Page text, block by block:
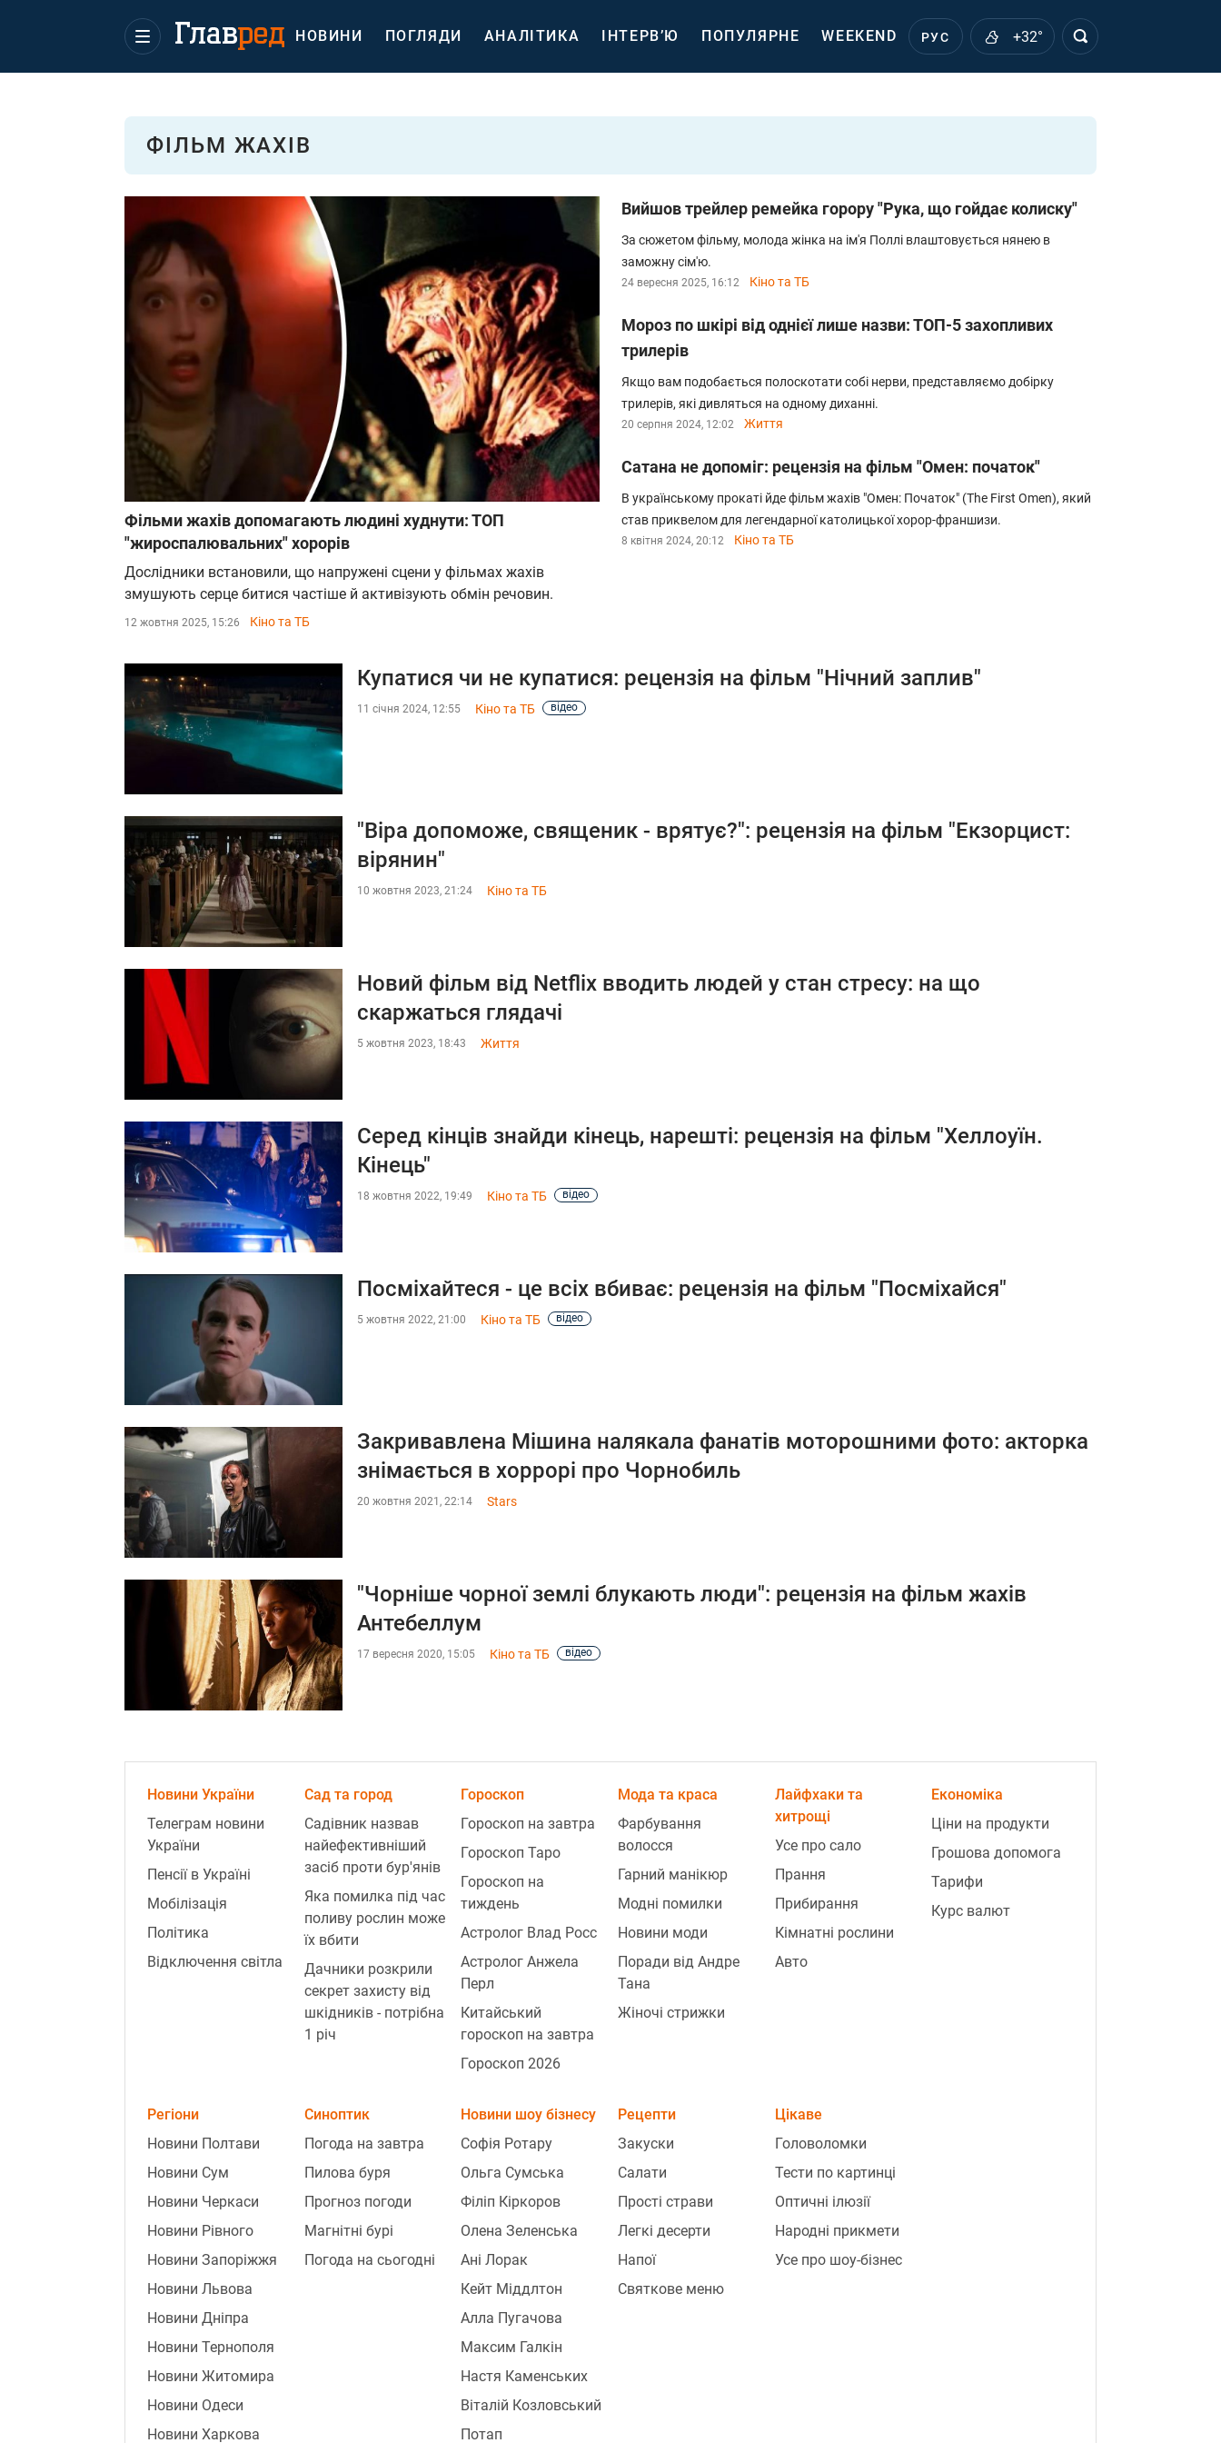
НОВИНИ ПОГЛЯДИ АНАЛІТИКА ІНТЕРВ’Ю ПОПУЛЯРНЕ WEEKEND РУС +32°
ФІЛЬМ ЖАХІВ
Фільми жахів допомагають людині худнути: ТОП
"жироспалювальних" хорорів
Дослідники встановили, що напружені сцени у фільмах жахів
змушують серце битися частіше й активізують обмін речовин.
12 жовтня 2025, 15:26 Кіно та ТБ
Вийшов трейлер ремейка горору "Рука, що гойдає колиску"
За сюжетом фільму, молода жінка на ім'я Поллі влаштовується нянею в
заможну сім'ю.
24 вересня 2025, 16:12 Кіно та ТБ
Мороз по шкірі від однієї лише назви: ТОП-5 захопливих
трилерів
Якщо вам подобається полоскотати собі нерви, представляємо добірку
трилерів, які дивляться на одному диханні.
20 серпня 2024, 12:02 Життя
Сатана не допоміг: рецензія на фільм "Омен: початок"
В українському прокаті йде фільм жахів "Омен: Початок" (The First Omen), який
став приквелом для легендарної католицької хорор-франшизи.
8 квітня 2024, 20:12 Кіно та ТБ
Купатися чи не купатися: рецензія на фільм "Нічний заплив"
11 січня 2024, 12:55 Кіно та ТБ відео
"Віра допоможе, священик - врятує?": рецензія на фільм "Екзорцист:
вірянин"
10 жовтня 2023, 21:24 Кіно та ТБ
Новий фільм від Netflix вводить людей у стан стресу: на що
скаржаться глядачі
5 жовтня 2023, 18:43 Життя
Серед кінців знайди кінець, нарешті: рецензія на фільм "Хеллоуїн.
Кінець"
18 жовтня 2022, 19:49 Кіно та ТБ відео
Посміхайтеся - це всіх вбиває: рецензія на фільм "Посміхайся"
5 жовтня 2022, 21:00 Кіно та ТБ відео
Закривавлена Мішина налякала фанатів моторошними фото: акторка
знімається в хоррорі про Чорнобиль
20 жовтня 2021, 22:14 Stars
"Чорніше чорної землі блукають люди": рецензія на фільм жахів
Антебеллум
17 вересня 2020, 15:05 Кіно та ТБ відео
Новини України
Телеграм новини
України
Пенсії в Україні
Мобілізація
Політика
Відключення світла
Сад та город
Садівник назвав
найефективніший
засіб проти бур'янів
Яка помилка під час
поливу рослин може
їх вбити
Дачники розкрили
секрет захисту від
шкідників - потрібна
1 річ
Гороскоп
Гороскоп на завтра
Гороскоп Таро
Гороскоп на
тиждень
Астролог Влад Росс
Астролог Анжела
Перл
Китайський
гороскоп на завтра
Гороскоп 2026
Мода та краса
Фарбування
волосся
Гарний манікюр
Модні помилки
Новини моди
Поради від Андре
Тана
Жіночі стрижки
Лайфхаки та
хитрощі
Усе про сало
Прання
Прибирання
Кімнатні рослини
Авто
Економіка
Ціни на продукти
Грошова допомога
Тарифи
Курс валют
Регіони
Новини Полтави
Новини Сум
Новини Черкаси
Новини Рівного
Новини Запоріжжя
Новини Львова
Новини Дніпра
Новини Тернополя
Новини Житомира
Новини Одеси
Новини Харкова
Синоптик
Погода на завтра
Пилова буря
Прогноз погоди
Магнітні бурі
Погода на сьогодні
Новини шоу бізнесу
Софія Ротару
Ольга Сумська
Філіп Кіркоров
Олена Зеленська
Ані Лорак
Кейт Міддлтон
Алла Пугачова
Максим Галкін
Настя Каменських
Віталій Козловський
Потап
Рецепти
Закуски
Салати
Прості страви
Легкі десерти
Напої
Святкове меню
Цікаве
Головоломки
Тести по картинці
Оптичні ілюзії
Народні прикмети
Усе про шоу-бізнес